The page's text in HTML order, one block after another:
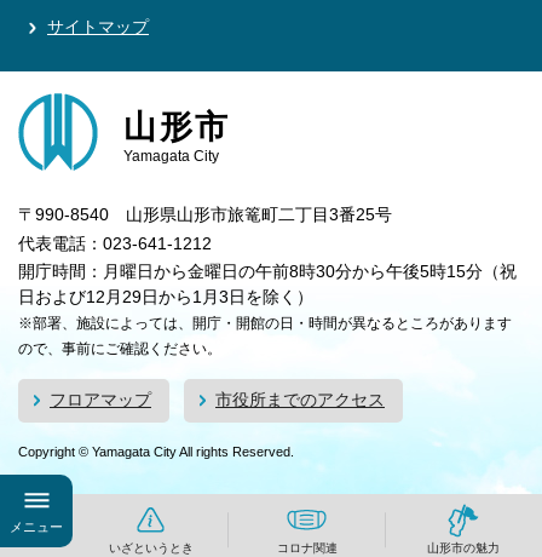
メニュー
いざというとき コロナ関連 山形市の魅力
サイトマップ
山形市
Yamagata City
〒990-8540 山形県山形市旅篭町二丁目3番25号
代表電話：023-641-1212
開庁時間：月曜日から金曜日の午前8時30分から午後5時15分（祝
日および12月29日から1月3日を除く）
※部署、施設によっては、開庁・開館の日・時間が異なるところがあります
ので、事前にご確認ください。
フロアマップ 市役所までのアクセス
Copyright © Yamagata City All rights Reserved.